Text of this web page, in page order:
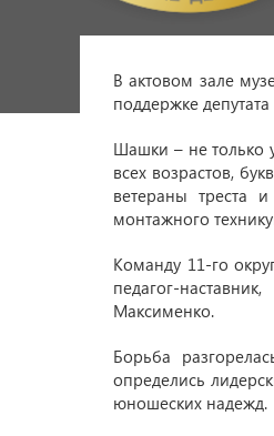
В актовом зале
поддержке
Шашки – не только
всех возрастов,
ветераны треста
монтажного
Команду 11-го
педагог-
Максименко.
Борьба
определись
юношеских надежд.